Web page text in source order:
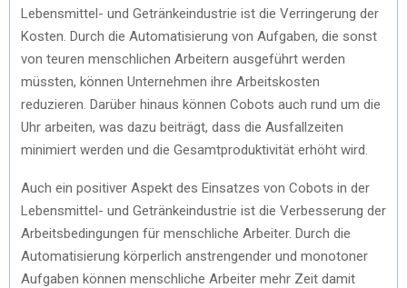
Lebensmittel- und Getränkeindustrie ist die Verringerung der
Kosten. Durch die Automatisierung von Aufgaben, die sonst
von teuren menschlichen Arbeitern ausgeführt werden
müssten, können Unternehmen ihre Arbeitskosten
reduzieren. Darüber hinaus können Cobots auch rund um die
Uhr arbeiten, was dazu beiträgt, dass die Ausfallzeiten
minimiert werden und die Gesamtproduktivität erhöht wird.
Auch ein positiver Aspekt des Einsatzes von Cobots in der
Lebensmittel- und Getränkeindustrie ist die Verbesserung der
Arbeitsbedingungen für menschliche Arbeiter. Durch die
Automatisierung körperlich anstrengender und monotoner
Aufgaben können menschliche Arbeiter mehr Zeit damit